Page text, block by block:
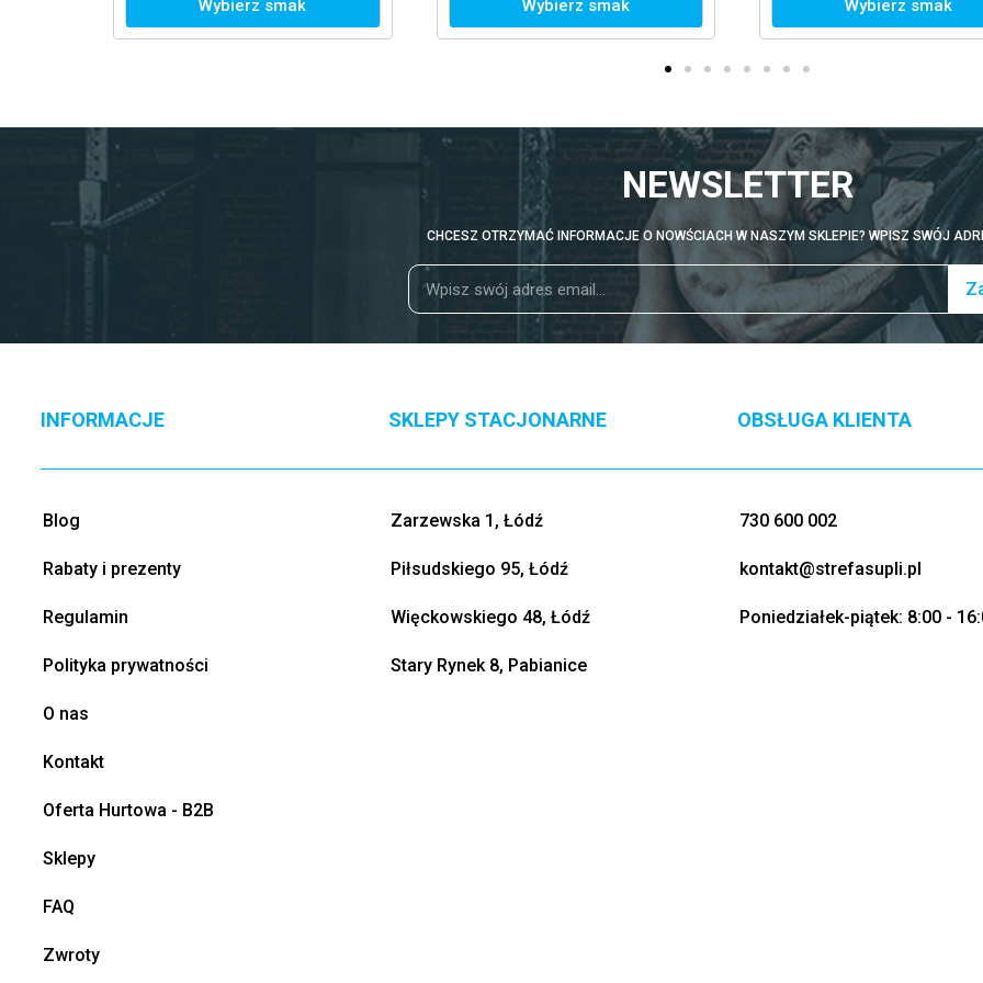
Wybierz smak Wybierz smak Wybierz smak
NEWSLETTER
CHCESZ OTRZYMAĆ INFORMACJE O NOWŚCIACH W NASZYM SKLEPIE? WPISZ SWÓJ
INFORMACJE
Blog
Rabaty i prezenty
Regulamin
Polityka prywatności
O nas
Kontakt
Oferta Hurtowa - B2B
Sklepy
FAQ
Zwroty
SKLEPY STACJONARNE
Zarzewska 1, Łódź
Piłsudskiego 95, Łódź
Więckowskiego 48, Łódź
Stary Rynek 8, Pabianice
OBSŁUGA KLIENTA
730 600 002
kontakt@strefasupli.pl
Poniedziałek-piątek: 8:00 -